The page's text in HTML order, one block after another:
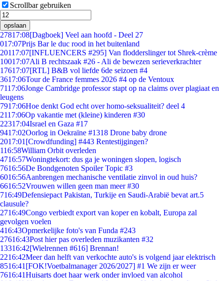
Scrollbar gebruiken
opslaan
27817:08[Dagboek] Veel aan hoofd - Deel 27
017:07Prijs Bar le duc rood in het buitenland
20117:07[INFLUENCERS #295] Van flodderslinger tot Shrek-crème
10017:07Ali B rechtszaak #26 - Ali de bewezen serieverkrachter
17617:07[RTL] B&B vol liefde 6de seizoen #4
3617:06Tour de France femmes 2026 #4 op de Ventoux
7117:06Jonge Cambridge professor stapt op na claims over plagiaat en
leugens
7917:06Hoe denkt God echt over homo-seksualiteit? deel 4
2117:06Op vakantie met (kleine) kinderen #30
22317:04Israel en Gaza #17
9417:02Oorlog in Oekraïne #1318 Drone baby drone
2017:01 [Crowdfunding] #443 Rentestijgingen?
116:58William Orbit overleden
4716:57Woningtekort: dus ga je woningen slopen, logisch
7616:56De Bondgenoten Spoiler Topic #3
6016:56Aanbrengen mechanische ventilatie zinvol in oud huis?
6616:52Vrouwen willen geen man meer #30
716:49Defensiepact Pakistan, Turkije en Saudi-Arabië bevat art.5
clausule?
2716:49Congo verbiedt export van koper en kobalt, Europa zal
gevolgen voelen
416:43Opmerkelijke foto's van Funda #243
27616:43Post hier pas overleden muzikanten #32
13316:42[Wielrennen #616] Brennan!
2216:42Meer dan helft van verkochte auto's is volgend jaar elektrisch
8516:41 [FOK!Voetbalmanager 2026/2027] #1 We zijn er weer
7616:41Huisarts doet haar werk onder invloed van alcohol